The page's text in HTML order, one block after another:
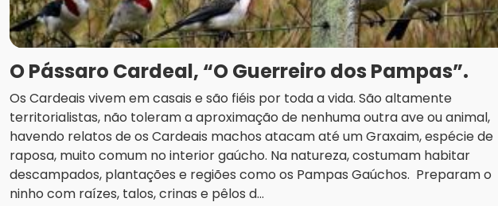
O Pássaro Cardeal, “O Guerreiro dos Pampas”.
Os Cardeais vivem em casais e são fiéis por toda a vida. São altamente
territorialistas, não toleram a aproximação de nenhuma outra ave ou animal,
havendo relatos de os Cardeais machos atacam até um Graxaim, espécie de
raposa, muito comum no interior gaúcho. Na natureza, costumam habitar
descampados, plantações e regiões como os Pampas Gaúchos. Preparam o
ninho com raízes, talos, crinas e pêlos d...